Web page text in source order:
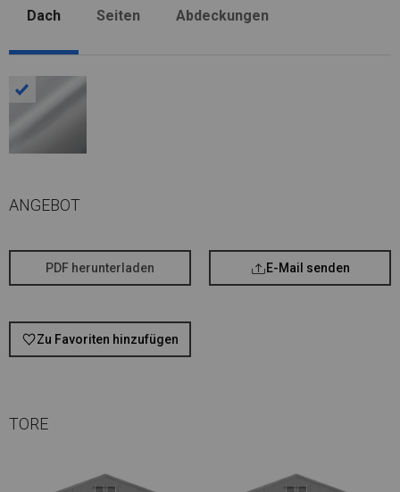
Dach Seiten Abdeckungen
ANGEBOT
PDF herunterladen E-Mail senden
Zu Favoriten hinzufügen
TORE